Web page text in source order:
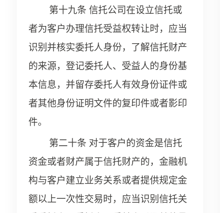
第十九条 信托公司在设立信托或
者为客户办理信托受益权转让时，应当
识别并核实委托人身份，了解信托财产
的来源，登记委托人、受益人的身份基
本信息，并留存委托人有效身份证件或
者其他身份证明文件的复印件或者影印
件。
第二十条 对于客户的资金是信托
资金或者财产属于信托财产的，金融机
构与客户建立业务关系或者提供规定金
额以上一次性交易时，应当识别信托关